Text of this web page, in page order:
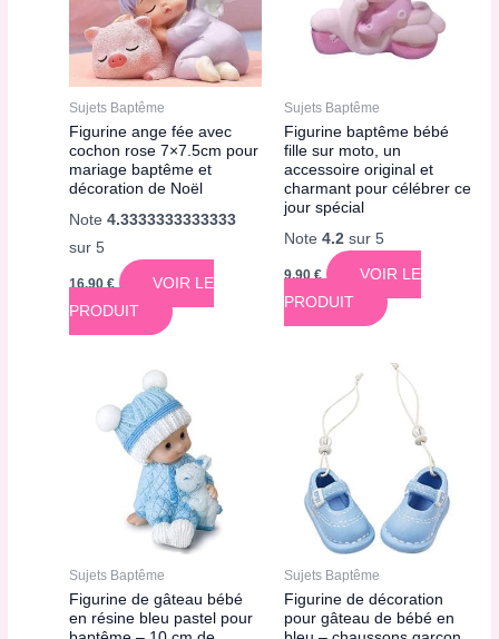
Sujets Baptême
Figurine ange fée avec
cochon rose 7×7.5cm pour
mariage baptême et
décoration de Noël
Note4.3333333333333
sur 5
16,90€
VOIR LE
PRODUIT
Sujets Baptême
Figurine baptême bébé
fille sur moto, un
accessoire original et
charmant pour célébrer ce
jour spécial
Note 4.2sur 5
9,90€
VOIR LE
PRODUIT
Sujets Baptême
Figurine de gâteau bébé
en résine bleu pastel pour
Sujets Baptême
Figurine de décoration
pour gâteau de bébé en